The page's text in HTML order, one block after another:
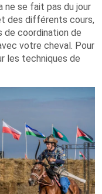
ne se fait pas du jour
des différents cours,
de coordination de
votre cheval. Pour
les techniques de